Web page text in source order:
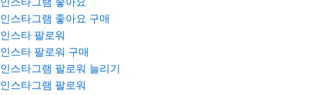
인스타그램 좋아요 구매
인스타 팔로워
인스타 팔로워 구매
인스타그램 팔로워 늘리기
인스타그램 팔로워